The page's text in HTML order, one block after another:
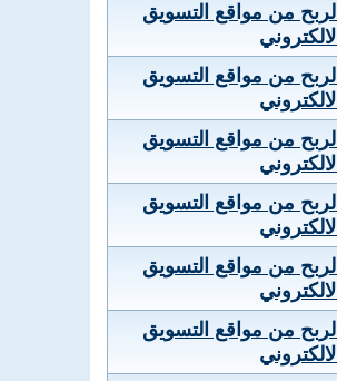
الربح من مواقع التسويق
الالكتروني
الربح من مواقع التسويق
الالكتروني
الربح من مواقع التسويق
الالكتروني
الربح من مواقع التسويق
الالكتروني
الربح من مواقع التسويق
الالكتروني
الربح من مواقع التسويق
الالكتروني